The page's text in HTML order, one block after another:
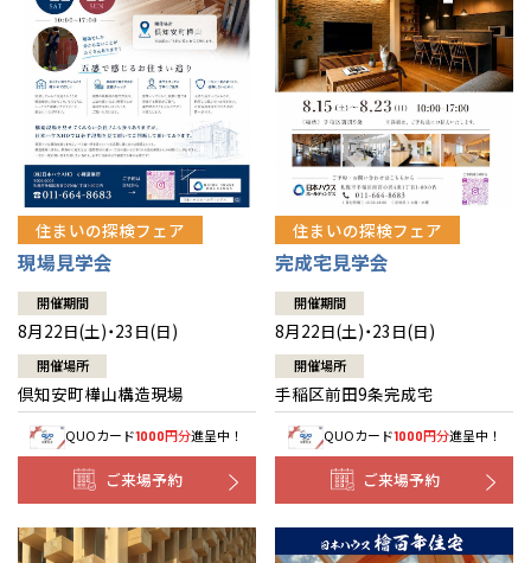
住まいの探検フェア
現場見学会
開催期間
8月22日(土)・23日(日)
開催場所
倶知安町樺山構造現場
QUOカード1000円分進呈中！
ご来場予約
住まいの探検フェア
完成宅見学会
開催期間
8月22日(土)・23日(日)
開催場所
手稲区前田9条完成宅
QUOカード1000円分進呈中！
ご来場予約
北海道
札幌
道央
道北
道南
道東
東北
青森
秋田
岩手
山形
宮城
福島
甲信越・北陸
新潟
山梨
長野
富山
石川
福井
関東
東京
神奈川
埼玉
千葉
茨城
東海
愛知
岐阜
静岡
三重
近畿
大阪
京都
兵庫
中国・四国
岡山
香川
九州
福岡
分譲マンション
北海道
札幌
札幌
小樽
道央
苫小牧千歳
小樽
道北
道南
道東
釧路
東北
青森県
八戸
青森
秋田県
秋田
岩手県
山形県
宮城県
仙台
福島県
会津
甲信越・北陸
新潟県
長岡
山梨県
長野県
富山県
富山
石川県
福井県
福井
関東
東京都
神奈川県
相模
埼玉県
埼玉
千葉県
千葉
東海
愛知県
岐阜県
岐阜
静岡県
三重県
四日市
近畿
大阪府
大阪
京都府
京都
兵庫県
姫路
奈良県
奈良
中国・四国
岡山県
岡山
九州
福岡県
福岡